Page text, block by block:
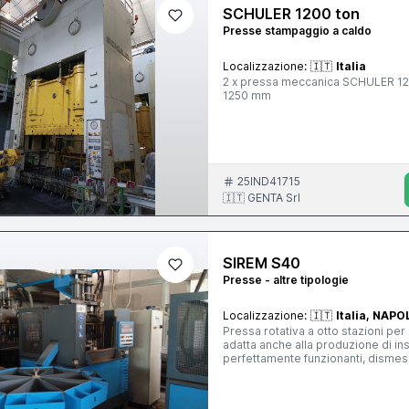
(fronte-retro) CLEARANCE BETWEEN UPRIGHTS (F-
MAXIMUM PRESS WEIGHT :
SCHULER 1200 ton
Presse stampaggio a caldo
Localizzazione: 🇮🇹 Italia
2 x pressa meccanica SCHULER 1200 ton tavola mobile 3500 x 1900 mm corsa 600 mm – luce cbra
1250 mm
25IND41715
🇮🇹 GENTA Srl
SIREM S40
Presse - altre tipologie
Localizzazione: 🇮🇹 Italia,
Pressa rotativa a otto stazioni
adatta anche alla produzione di
perfettamente funzionanti,